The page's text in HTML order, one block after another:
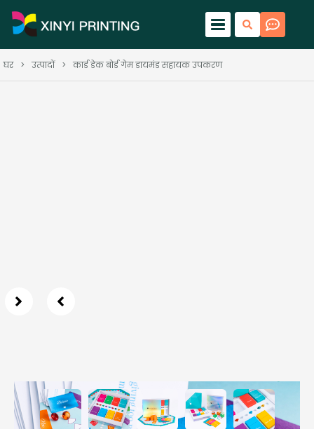
घर > उत्पादों > कार्ड डेक बोर्ड गेम डायमंड सहायक उपकरण